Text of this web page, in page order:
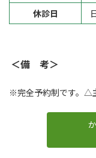
休診日
＜備 考＞
※完全予約制です。△